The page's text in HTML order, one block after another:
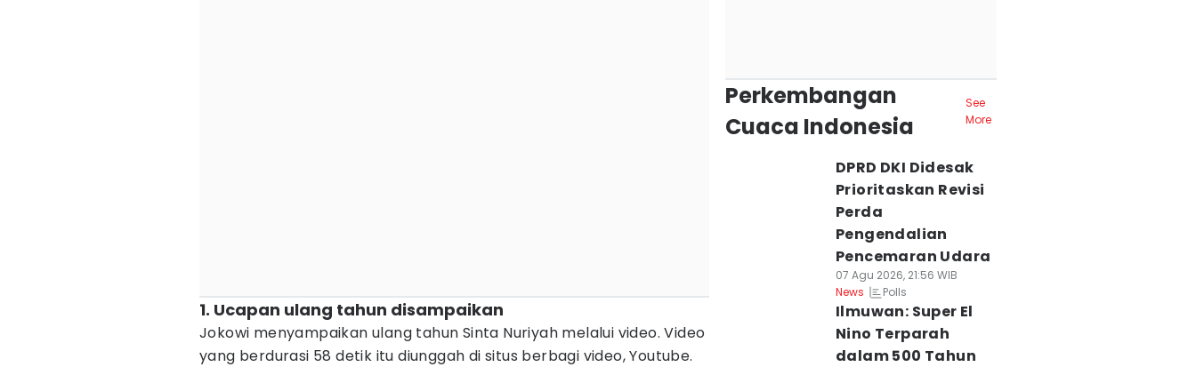
1. Ucapan ulang tahun disampaikan
Jokowi menyampaikan ulang tahun Sinta Nuriyah melalui video. Video
yang berdurasi 58 detik itu diunggah di situs berbagi video, Youtube.
Perkembangan
Cuaca Indonesia
See
More
DPRD DKI Didesak
Prioritaskan Revisi
Perda
Pengendalian
Pencemaran Udara
07 Agu 2026, 21:56 WIB
News
Polls
Ilmuwan: Super El
Nino Terparah
dalam 500 Tahun